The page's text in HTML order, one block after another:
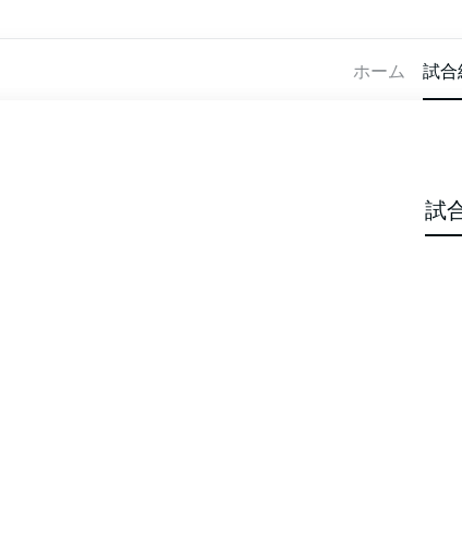
ホーム 試合
試
スターティン
スターティングメンバ